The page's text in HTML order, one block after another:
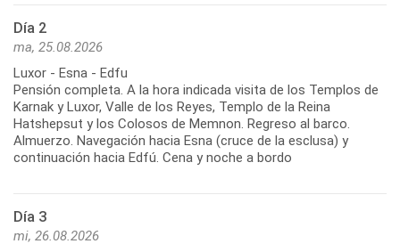
Día 2
ma, 25.08.2026
Luxor - Esna - Edfu
Pensión completa. A la hora indicada visita de los Templos de
Karnak y Luxor, Valle de los Reyes, Templo de la Reina
Hatshepsut y los Colosos de Memnon. Regreso al barco.
Almuerzo. Navegación hacia Esna (cruce de la esclusa) y
continuación hacia Edfú. Cena y noche a bordo
Día 3
mi, 26.08.2026